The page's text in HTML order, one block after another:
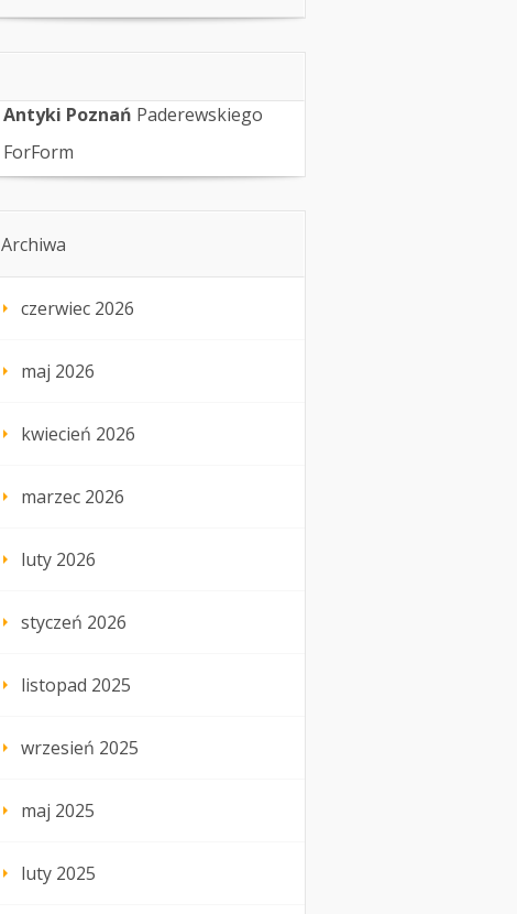
Antyki Poznań Paderewskiego
ForForm
Archiwa
czerwiec 2026
maj 2026
kwiecień 2026
marzec 2026
luty 2026
styczeń 2026
listopad 2025
wrzesień 2025
maj 2025
luty 2025